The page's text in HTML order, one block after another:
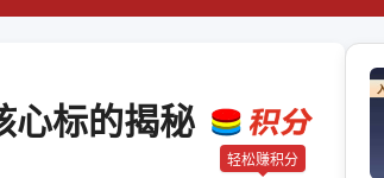
心标的揭秘
轻松赚积分